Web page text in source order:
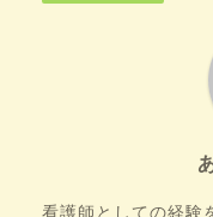
看護師としての経験